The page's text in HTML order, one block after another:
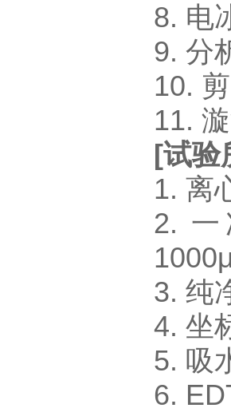
8. 电
9. 分
10.
11.
[试验
1. 离
2. 一
3. 纯
4. 坐
5. 吸
6.